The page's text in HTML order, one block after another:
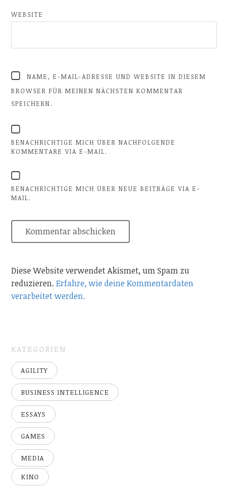
WEBSITE
NAME, E-MAIL-ADRESSE UND WEBSITE IN DIESEM
BROWSER FÜR MEINEN NÄCHSTEN KOMMENTAR
SPEICHERN.
BENACHRICHTIGE MICH ÜBER NACHFOLGENDE
KOMMENTARE VIA E-MAIL.
BENACHRICHTIGE MICH ÜBER NEUE BEITRÄGE VIA E-
MAIL.
Diese Website verwendet Akismet, um Spam zu
reduzieren.Erfahre, wie deine Kommentardaten
verarbeitet werden.
KATEGORIEN
AGILITY
BUSINESS INTELLIGENCE
ESSAYS
GAMES
MEDIA
KINO